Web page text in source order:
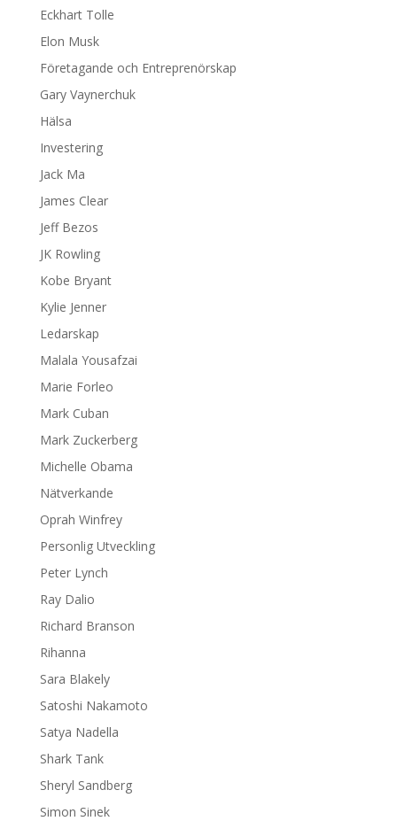
Eckhart Tolle
Elon Musk
Företagande och Entreprenörskap
Gary Vaynerchuk
Hälsa
Investering
Jack Ma
James Clear
Jeff Bezos
JK Rowling
Kobe Bryant
Kylie Jenner
Ledarskap
Malala Yousafzai
Marie Forleo
Mark Cuban
Mark Zuckerberg
Michelle Obama
Nätverkande
Oprah Winfrey
Personlig Utveckling
Peter Lynch
Ray Dalio
Richard Branson
Rihanna
Sara Blakely
Satoshi Nakamoto
Satya Nadella
Shark Tank
Sheryl Sandberg
Simon Sinek